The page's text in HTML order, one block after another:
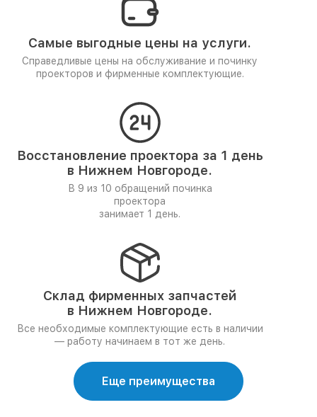
Самые выгодные цены на услуги.
Справедливые цены на обслуживание и починку
проекторов и фирменные комплектующие.
Восстановление проектора за 1 день
в Нижнем Новгороде.
В 9 из 10 обращений починка
проектора
занимает 1 день.
Склад фирменных запчастей
в Нижнем Новгороде.
Все необходимые комплектующие есть в наличии
— работу начинаем в тот же день.
Еще преимущества